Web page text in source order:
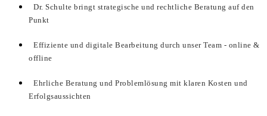
Dr. Schulte bringt strategische und rechtliche Beratung auf den
Punkt
Effiziente und digitale Bearbeitung durch unser Team - online &
offline
Ehrliche Beratung und Problemlösung mit klaren Kosten und
Erfolgsaussichten